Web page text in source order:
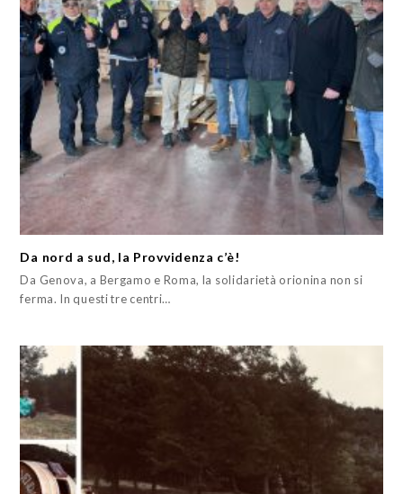
Da nord a sud, la Provvidenza c’è!
Da Genova, a Bergamo e Roma, la solidarietà orionina non si
ferma. In questi tre centri…